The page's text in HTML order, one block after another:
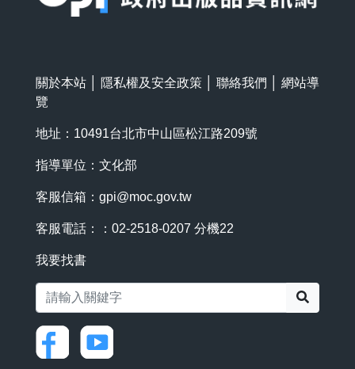
關於本站 隱私權及安全政策 聯絡我們
網站導
覽
地址：10491台北市中山區松江路209號
指導單位：文化部
客服信箱： gpi@moc.gov.tw
客服電話：：02-2518-0207 分機22
我要找書